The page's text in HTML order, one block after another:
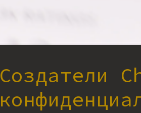
Создатели